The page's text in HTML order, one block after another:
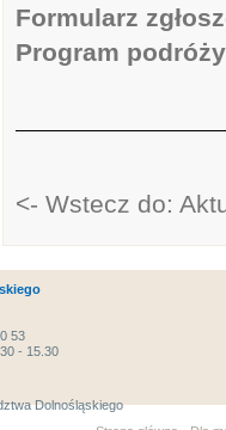
Formularz
Program podróży
<- Wstecz do:
53
- 15.30
Dolnośląskiego